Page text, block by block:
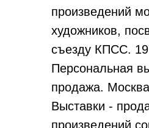
произведений
художников,
съезду КПСС.
Персональная
продажа.
Выставки -
произведений